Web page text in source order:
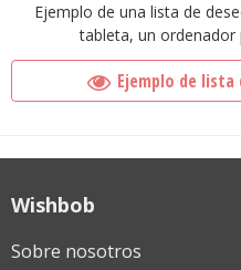
Ejemplo de una lista de
tableta, un
Ejemplo de lista
Wishbob
Sobre nosotros